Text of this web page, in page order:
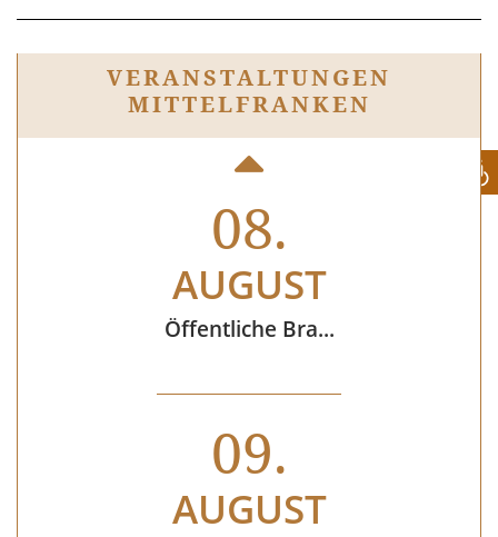
VERANSTAL­TUNGEN
MITTELFRANKEN
AUGUST
"Umg´schaut in ...
08.
AUGUST
Öffentliche Bra...
09.
AUGUST